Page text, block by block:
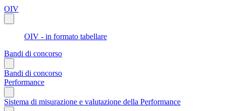
OIV
OIV - in formato tabellare
Bandi di concorso
Bandi di concorso
Performance
Sistema di misurazione e valutazione della Performance